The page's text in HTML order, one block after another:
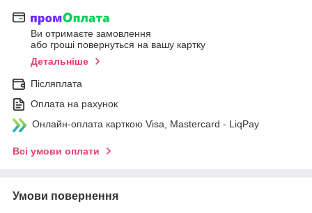
Ви отримаєте замовлення
або гроші повернуться на вашу картку
Детальніше
Післяплата
Оплата на рахунок
Онлайн-оплата карткою Visa, Mastercard - LiqPay
Всі умови оплати
Умови повернення